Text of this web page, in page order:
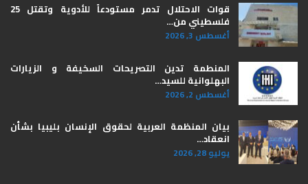
قوات الاحتلال تدمر مستودعاً للأدوية وتقتل 25
فلسطيني من…
أغسطس 3, 2026
المنطمة تدين التصريحات السخيفة و الزيارات
البهلوانية للسيد…
أغسطس 2, 2026
بيان المنظمة العربية لحقوق الإنسان بليبيا ​بشأن
انعقاد…
يوليو 28, 2026